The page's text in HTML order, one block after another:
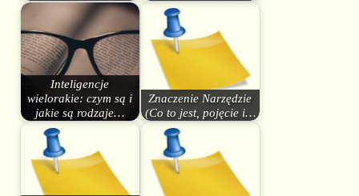
Inteligencje
wielorakie: czym są i
jakie są rodzaje…
Znaczenie Narzędzie
(Co to jest, pojęcie i…